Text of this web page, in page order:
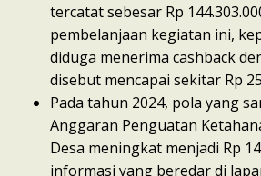
tercatat sebesar Rp
pembelanjaan kegiatan ini,
diduga menerima cashback
disebut mencapai sekitar Rp
Pada tahun 2024, pola yang
Anggaran Penguatan
Desa meningkat menjadi Rp
informasi yang beredar di